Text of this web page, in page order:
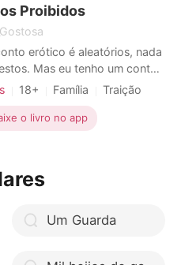
terão todos os gêneros,
Proibidos
erótico é aleatórios, nada
tenho um conto
de incesto, quem quiser ler é
que vai aparecer. ----------
18+ Família
Traição
e estudantes
Professores
/ Erótica
o livro no app
Um Guarda